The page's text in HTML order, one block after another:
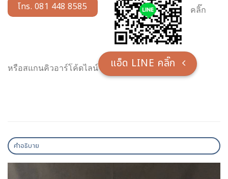
โทร. 081 448 8585 คลิ๊ก
หรือสแกนคิวอาร์โค้ดไลน์ แอ็ด LINE คลิ๊ก
คำอธิบาย